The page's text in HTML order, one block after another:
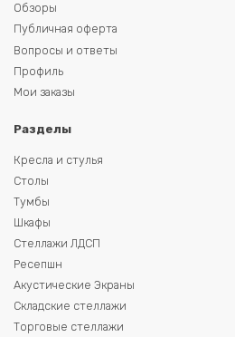
Обзоры
Публичная оферта
Вопросы и ответы
Профиль
Мои заказы
Разделы
Кресла и стулья
Столы
Тумбы
Шкафы
Стеллажи ЛДСП
Ресепшн
Акустические Экраны
Складские стеллажи
Торговые стеллажи